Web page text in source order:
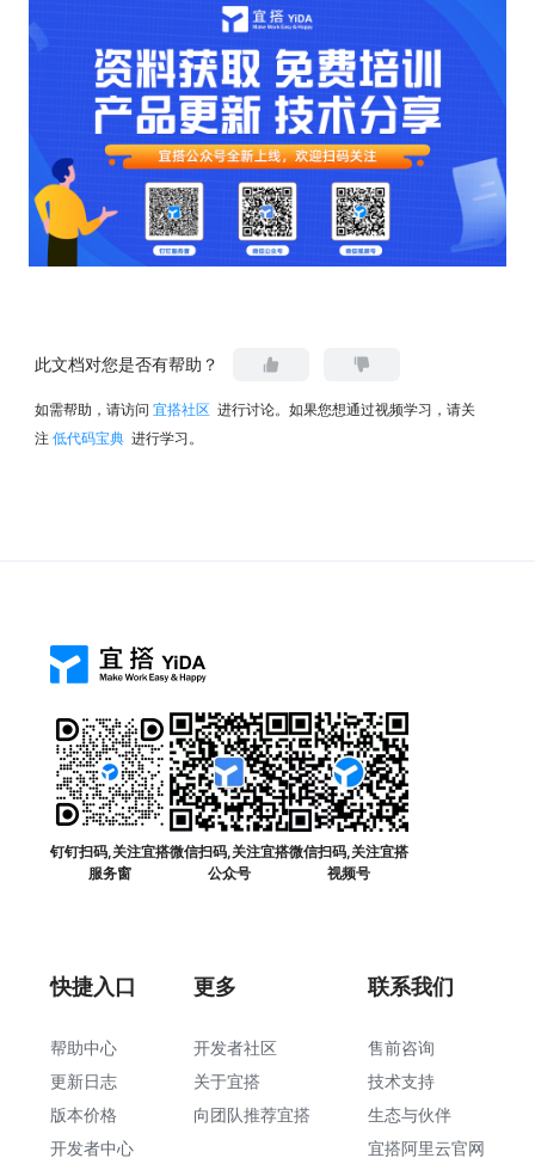
此文档对您是否有帮助？
如需帮助，请访问 宜搭社区 进行讨论。如果您想通过视频学习，请关
注 低代码宝典 进行学习。
钉钉扫码,关注宜搭
服务窗
微信扫码,关注宜搭
公众号
微信扫码,关注宜搭
视频号
快捷入口
帮助中心
更新日志
版本价格
开发者中心
更多
开发者社区
关于宜搭
向团队推荐宜搭
联系我们
售前咨询
技术支持
生态与伙伴
宜搭阿里云官网